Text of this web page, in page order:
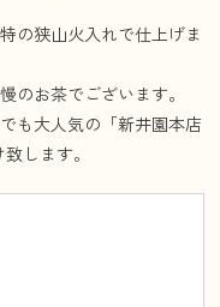
の狭山火入れで仕上げま
のお茶でございます。
も大人気の「新井園本店
します。